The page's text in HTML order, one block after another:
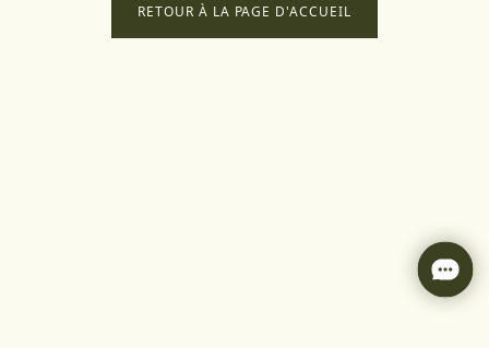
RETOUR À LA PAGE D'ACCUEIL